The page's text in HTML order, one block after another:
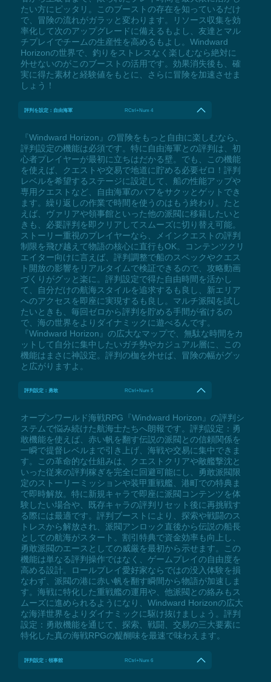
たい方にピッタリ。このブーストの存在を知っているだけ
で、冒険の流れがガラッと変わります。リソース収集を効
率化して次のアップグレードに備えるもよし、友達とマル
チプレイでチームの生産性を高めるもよし。Windward
Horizonの世界で、釣りをストレスなく楽しむなら絶対に
外せないのがこのブーストの活用です。効果消失後も、確
実に得た素材と経験値をもとに、さらに冒険を加速させま
しょう！
評判を設定：自由海軍 RCtrl+Num 4
『Windward Horizon』の冒険をもっと自由に楽しむなら、
評判設定の機能は必須です。特に自由海軍との評判は、初
心者プレイヤーが最初に立ちはだかる壁。でも、この機能
を使えば、クエストや交易で地道に貯める必要ゼロ！評判
レベルを希望するステージに設定して、船の性能アップや
専用クエストなど、自由海軍のバフをサクッとゲットでき
ます。繰り返しの作業で時間を使うのはもう終わり。たと
えば、ヴァリアや領事館といった他の派閥に移籍したいと
きも、必要評判を即クリアしてスムーズに切り替え可能。
ストーリー重視のプレイヤーなら、メインクエストの評判
制限を飛び越えて物語の核心に直行もOK。コンテンツクリ
エイター向けに言えば、評判調整で船のスペックやクエス
ト開放の影響をリアルタイムで検証できるので、攻略動画
づくりがグッと楽に。評判設定で得た自由時間を活かし
て、自分だけの航海スタイルを追求するも良し、新エリア
へのアクセスを即座に実現するも良し。マルチ派閥を試し
たいときも、毎回ゼロから評判を貯める手間が省けるの
で、海の世界をよりダイナミックに遊べるんです。
『Windward Horizon』の広大なマップで、無駄な時間をカ
ットして自分に集中したいガチ勢やカジュアル層に、この
機能はまさに神設定。評判の枷を外せば、冒険の幅がグッ
と広がりますよ。
評判設定：勇敢 RCtrl+Num 5
オープンワールド海戦RPG『Windward Horizon』の評判シ
ステムで悩み続けた航海士たちへ朗報です。評判設定：勇
敢機能を使えば、赤い帆を翻す伝説の派閥との信頼関係を
一瞬で提督レベルまで引き上げ、海戦や交易に集中できま
す。この革命的な仕組みは、クエストクリアや敵艦撃沈と
いった従来の評判稼ぎを完全に回避可能にし、勇敢派閥限
定のストーリーミッションや装甲重戦艦、港町での特典ま
で即時解放。特に新規キャラで即座に派閥コンテンツを体
験したい場合や、既存キャラの評判リセット後に再挑戦す
る際には最適です。評判ブーストにより、探索や戦闘のス
トレスから解放され、派閥アンロック直後から伝説の船長
としての航海がスタート。割引特典で資金効率も向上し、
勇敢派閥のエースとしての威厳を最初から示せます。この
機能は単なる評判操作ではなく、ゲームプレイの自由度を
高める設計。ロールプレイ愛好家ならではの没入体験を損
なわず、派閥の港に赤い帆を翻す瞬間から物語が加速しま
す。海戦に特化した重戦艦の運用や、他派閥との絡みもス
ムーズに進められるようになり、Windward Horizonの広大
な海洋世界をよりダイナミックに駆け抜けましょう。評判
設定：勇敢機能を通じて、探索、戦闘、交易の三大要素に
特化した真の海戦RPGの醍醐味を最速で味わえます。
評判設定：領事館 RCtrl+Num 6